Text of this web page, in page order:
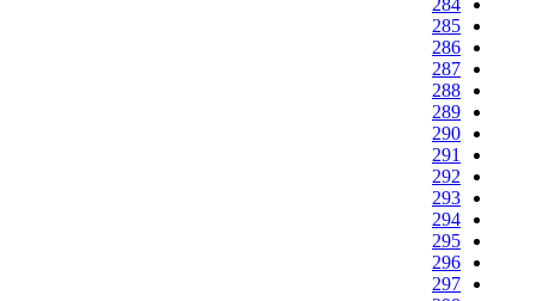
285
286
287
288
289
290
291
292
293
294
295
296
297